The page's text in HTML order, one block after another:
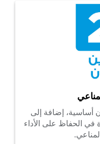
ومعادن أساسية، إضافة إلى
في الحفاظ على الأداء